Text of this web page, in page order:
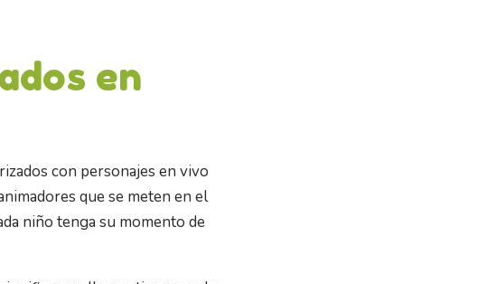
en
con personajes en vivo
que se meten en el
niño tenga su momento de